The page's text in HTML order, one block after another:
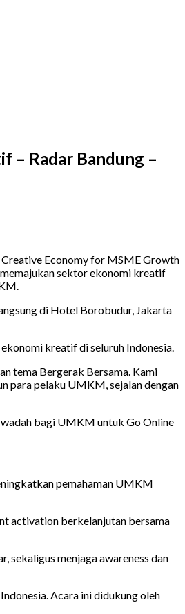
– Radar Bandung –
Economy for MSME Growth
sektor ekonomi kreatif
di Hotel Borobudur, Jakarta
kreatif di seluruh Indonesia.
tema Bergerak Bersama. Kami
para pelaku UMKM, sejalan dengan
bagi UMKM untuk Go Online
pemahaman UMKM
activation berkelanjutan bersama
sekaligus menjaga awareness dan
Acara ini didukung oleh